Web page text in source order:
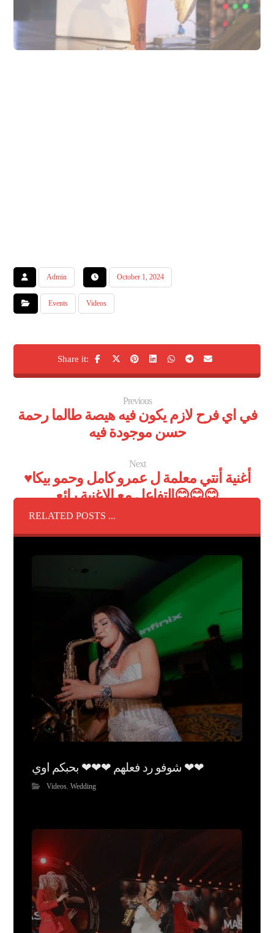
Admin October 1, 2024
Events Videos
Previous
في اي فرح لازم يكون فيه هيصة طالما رحمة
حسن موجودة فيه
Next
أغنية أنتي معلمة ل عمرو كامل وحمو بيكا♥️
التفاعل مع الاغنية رائع😊😊😊
RELATED POSTS ...
شوفو رد فعلهم ❤❤❤ بحبكم اوي ❤❤
Videos,Wedding